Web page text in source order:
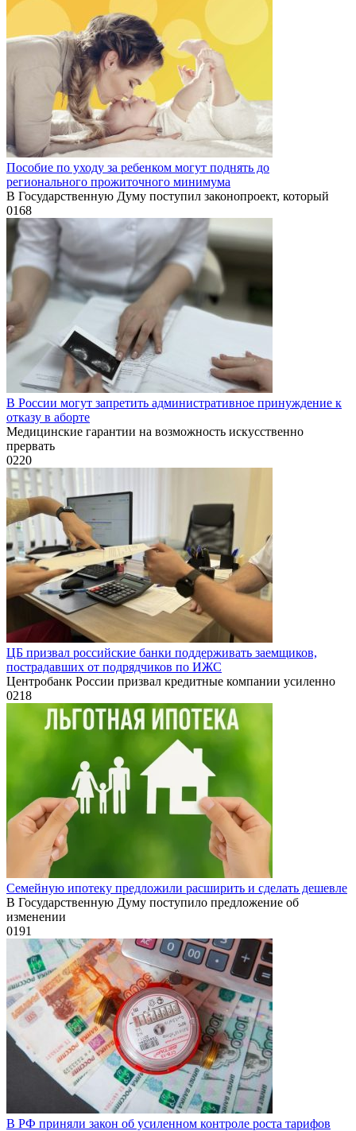
Пособие по уходу за ребенком могут поднять до
регионального прожиточного минимума
В Государственную Думу поступил законопроект, который
0168
В России могут запретить административное принуждение к
отказу в аборте
Медицинские гарантии на возможность искусственно
прервать
0220
ЦБ призвал российские банки поддерживать заемщиков,
пострадавших от подрядчиков по ИЖС
Центробанк России призвал кредитные компании усиленно
0218
Семейную ипотеку предложили расширить и сделать дешевле
В Государственную Думу поступило предложение об
изменении
0191
В РФ приняли закон об усиленном контроле роста тарифов